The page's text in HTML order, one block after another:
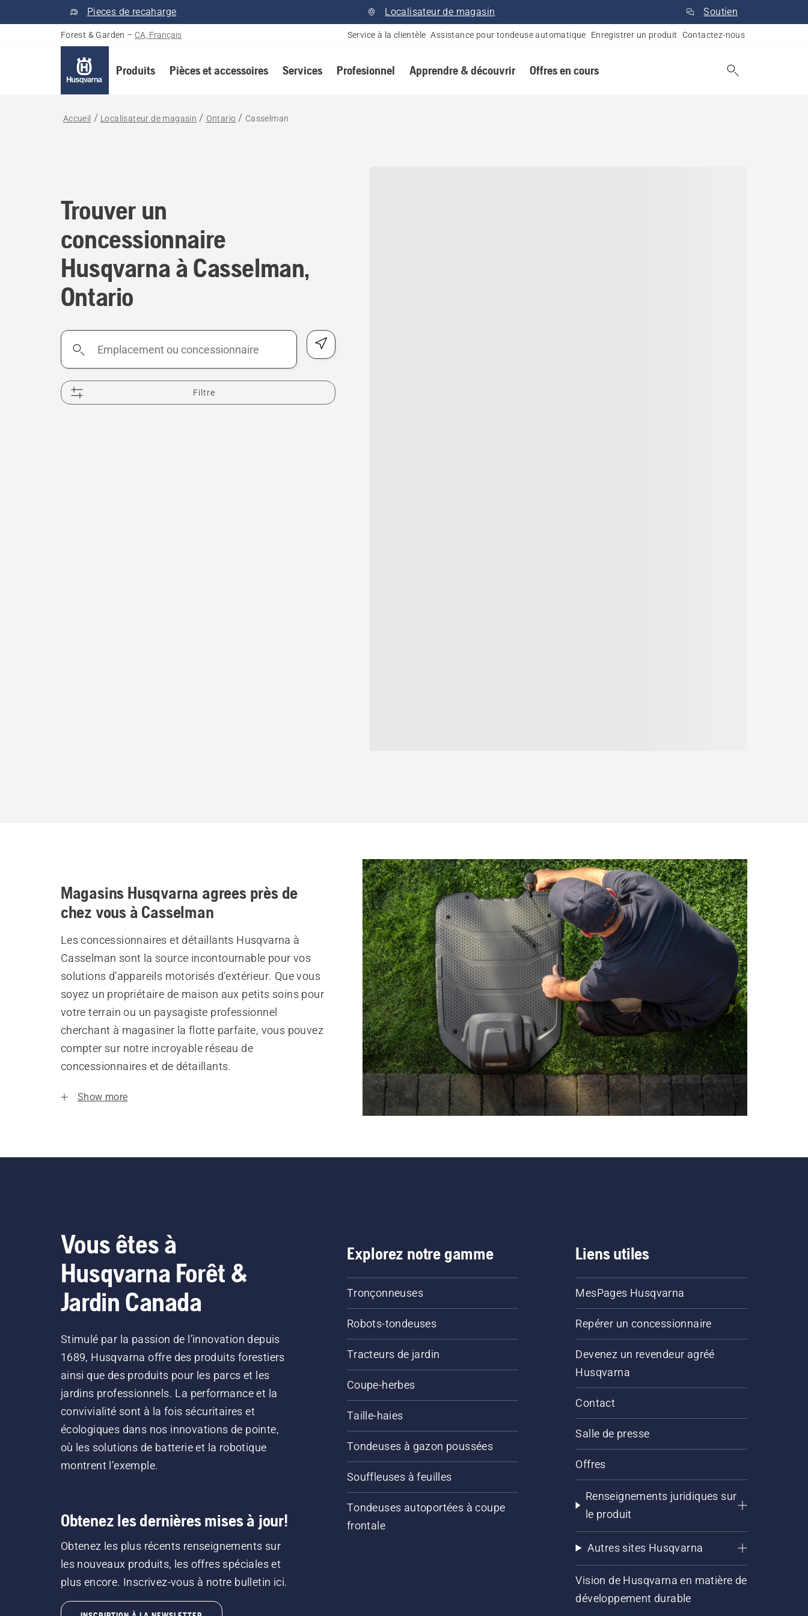
Pieces de recaharge Localisateur de magasin Soutien
Forest & Garden – CA, Français Service à la clientèle Assistance pour tondeuse automatique Enregistrer un produit Contactez-nous
Produits Pièces et accessoires Services Profesionnel Apprendre & découvrir Offres en cours
Accueil Localisateur de magasin Ontario Casselman
Trouver un concessionnaire Husqvarna à Casselman, Ontario
Trouver un
concessionnaire
Husqvarna à Casselman,
Ontario
Emplacement
Filtre
Magasins Husqvarna agrees près de
chez vous à Casselman
Les concessionnaires et détaillants Husqvarna à
Casselman sont la source incontournable pour vos
solutions d’appareils motorisés d’extérieur. Que vous
soyez un propriétaire de maison aux petits soins pour
votre terrain ou un paysagiste professionnel
cherchant à magasiner la flotte parfaite, vous pouvez
compter sur notre incroyable réseau de
concessionnaires et de détaillants.
Show more
Vous êtes à
Husqvarna Forêt &
Jardin Canada
Stimulé par la passion de l’innovation depuis
1689, Husqvarna offre des produits forestiers
ainsi que des produits pour les parcs et les
jardins professionnels. La performance et la
convivialité sont à la fois sécuritaires et
écologiques dans nos innovations de pointe,
où les solutions de batterie et la robotique
montrent l’exemple.
Obtenez les dernières mises à jour!
Obtenez les plus récents renseignements sur
les nouveaux produits, les offres spéciales et
plus encore. Inscrivez-vous à notre bulletin ici.
Explorez notre gamme
Tronçonneuses
Robots-tondeuses
Tracteurs de jardin
Coupe-herbes
Taille-haies
Tondeuses à gazon poussées
Souffleuses à feuilles
Tondeuses autoportées à coupe
frontale
Liens utiles
MesPages Husqvarna
Repérer un concessionnaire
Devenez un revendeur agréé
Husqvarna
Contact
Salle de presse
Offres
Renseignements juridiques sur
le produit
Autres sites Husqvarna
Vision de Husqvarna en matière de
développement durable